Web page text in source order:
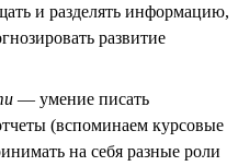
и разделять информацию,
развитие
— умение писать
(вспоминаем курсовые
на себя разные роли